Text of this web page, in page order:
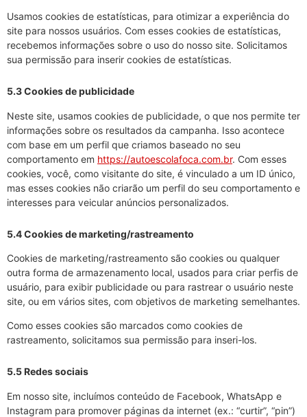
Usamos cookies de estatísticas, para otimizar a experiência do
site para nossos usuários. Com esses cookies de estatísticas,
recebemos informações sobre o uso do nosso site. Solicitamos
sua permissão para inserir cookies de estatísticas.
5.3 Cookies de publicidade
Neste site, usamos cookies de publicidade, o que nos permite ter
informações sobre os resultados da campanha. Isso acontece
com base em um perfil que criamos baseado no seu
comportamento em https://autoescolafoca.com.br. Com esses
cookies, você, como visitante do site, é vinculado a um ID único,
mas esses cookies não criarão um perfil do seu comportamento e
interesses para veicular anúncios personalizados.
5.4 Cookies de marketing/rastreamento
Cookies de marketing/rastreamento são cookies ou qualquer
outra forma de armazenamento local, usados para criar perfis de
usuário, para exibir publicidade ou para rastrear o usuário neste
site, ou em vários sites, com objetivos de marketing semelhantes.
Como esses cookies são marcados como cookies de
rastreamento, solicitamos sua permissão para inseri-los.
5.5 Redes sociais
Em nosso site, incluímos conteúdo de Facebook, WhatsApp e
Instagram para promover páginas da internet (ex.: “curtir”, “pin”)